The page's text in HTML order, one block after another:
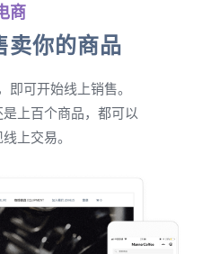
商
卖你的商品
即可开始线上销售。
上百个商品，都可以
上交易。